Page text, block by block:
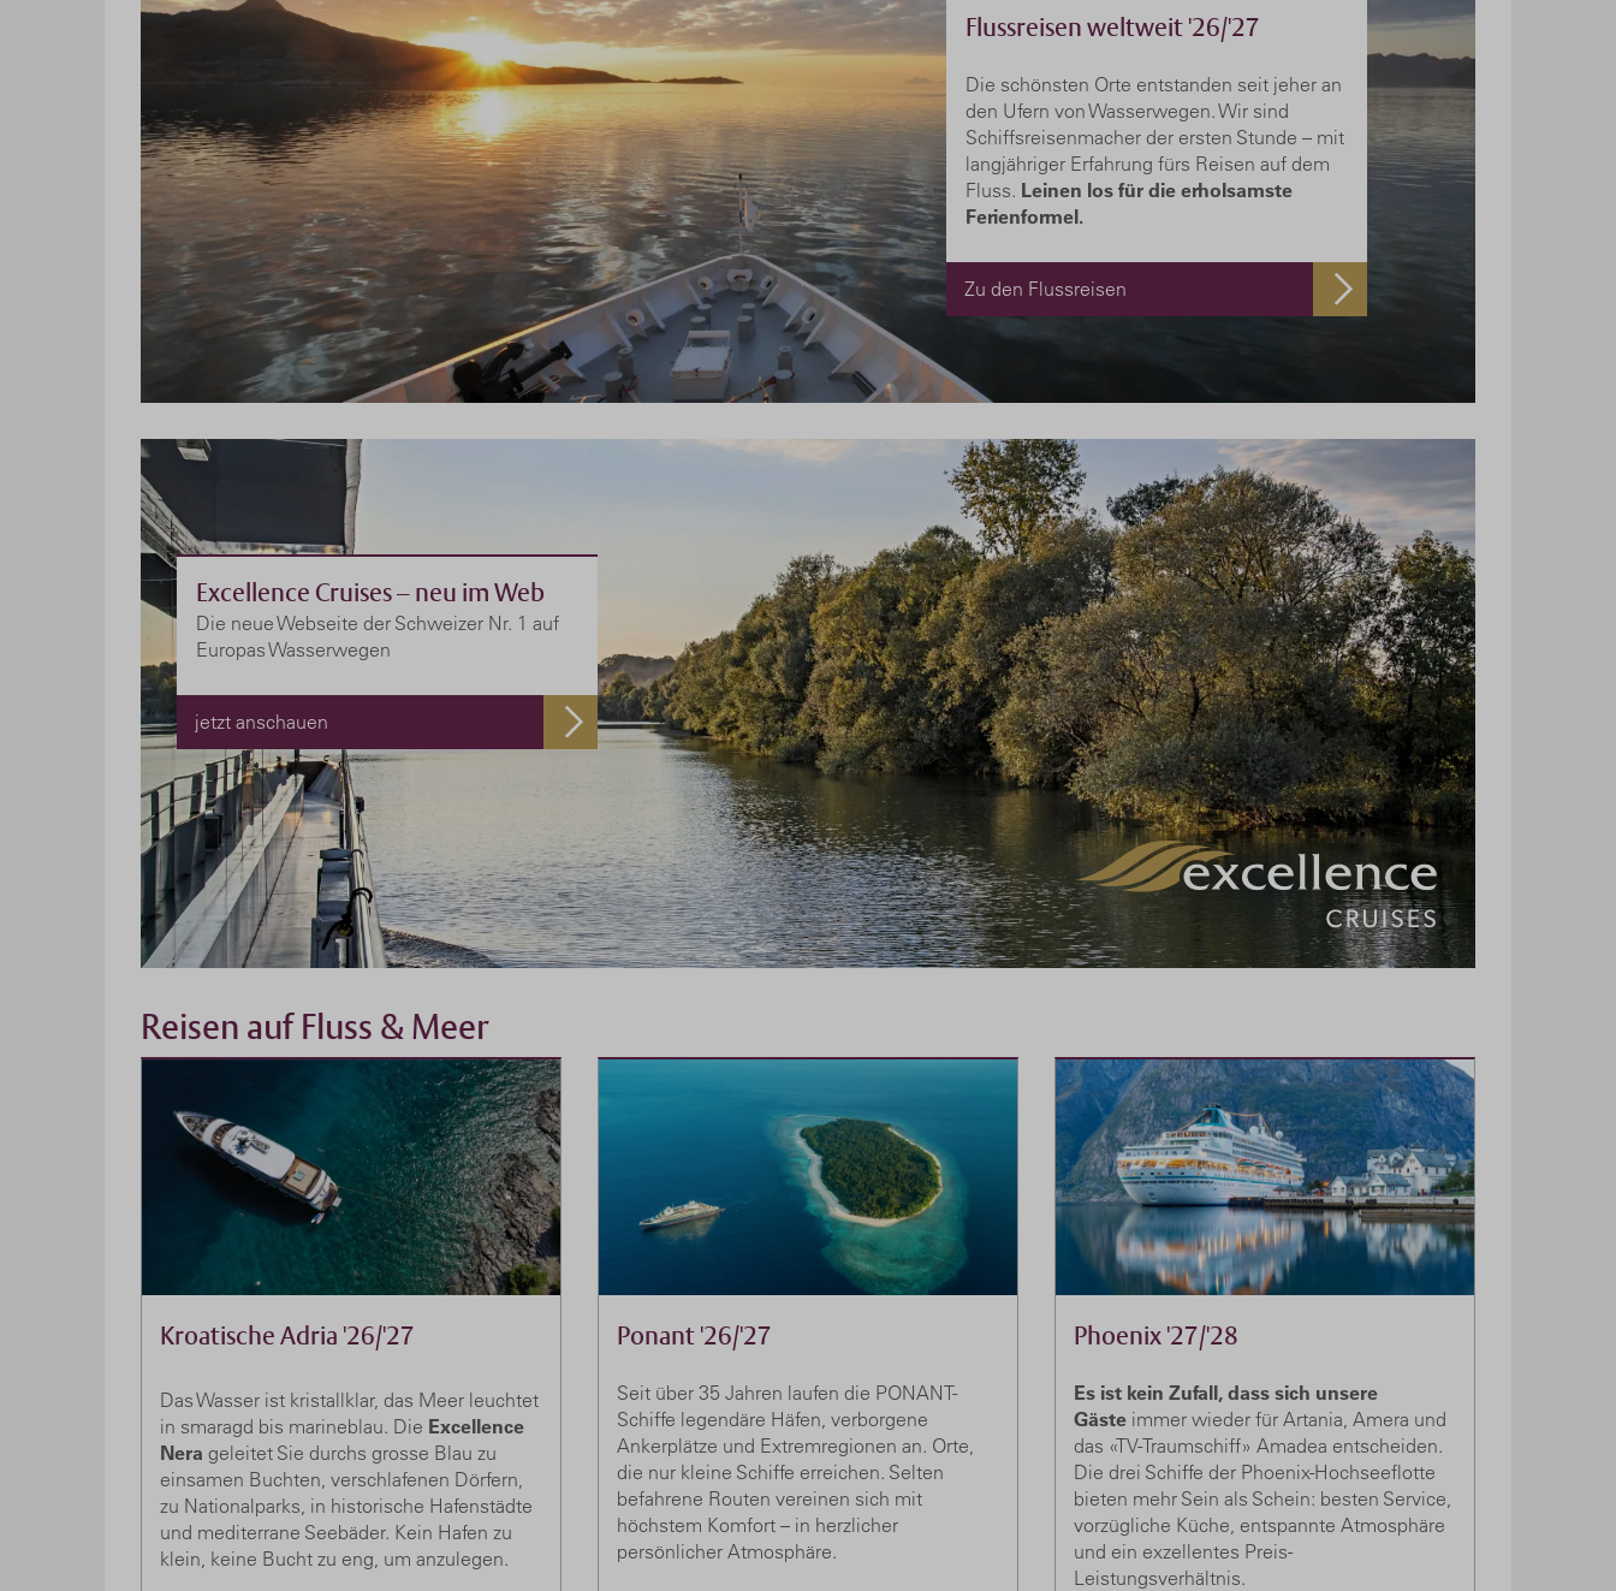
Flussreisen weltweit '26/'27
Die schönsten Orte entstanden seit jeher an
den Ufern von Wasserwegen. Wir sind
Schiffsreisenmacher der ersten Stunde – mit
langjähriger Erfahrung fürs Reisen auf dem
Fluss. Leinen los für die erholsamste
Ferienformel.
Zu den Flussreisen
Excellence Cruises – neu im Web
Die neue Webseite der Schweizer Nr. 1 auf
Europas Wasserwegen
jetzt anschauen
Reisen auf Fluss & Meer
Kroatische Adria '26/'27
Das Wasser ist kristallklar, das Meer leuchtet
in smaragd bis marineblau. Die Excellence
Nera geleitet Sie durchs grosse Blau zu
einsamen Buchten, verschlafenen Dörfern,
zu Nationalparks, in historische Hafenstädte
und mediterrane Seebäder. Kein Hafen zu
klein, keine Bucht zu eng, um anzulegen.
Ponant '26/'27
Seit über 35 Jahren laufen die PONANT-
Schiffe legendäre Häfen, verborgene
Ankerplätze und Extremregionen an. Orte,
die nur kleine Schiffe erreichen. Selten
befahrene Routen vereinen sich mit
höchstem Komfort – in herzlicher
persönlicher Atmosphäre.
Phoenix '27/'28
Es ist kein Zufall, dass sich unsere
Gäste immer wieder für Artania, Amera und
das «TV-Traumschiff» Amadea entscheiden.
Die drei Schiffe der Phoenix-Hochseeflotte
bieten mehr Sein als Schein: besten Service,
vorzügliche Küche, entspannte Atmosphäre
und ein exzellentes Preis-
Leistungsverhältnis.